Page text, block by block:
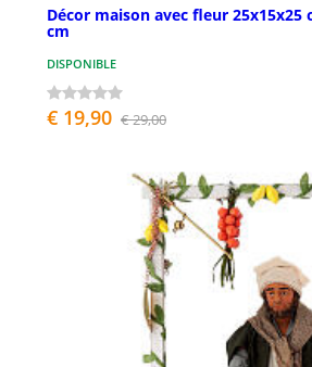
Décor maison avec fleur 25x15x25
cm
DISPONIBLE
€ 19,90 € 29,00